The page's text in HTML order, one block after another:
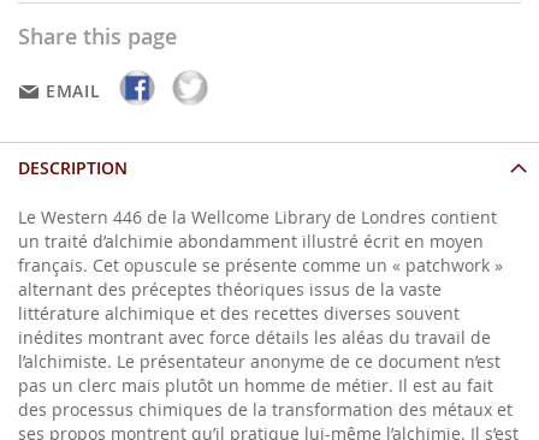
Share this page
EMAIL
DESCRIPTION
Le Western 446 de la Wellcome Library de Londres contient
un traité d’alchimie abondamment illustré écrit en moyen
français. Cet opuscule se présente comme un « patchwork »
alternant des préceptes théoriques issus de la vaste
littérature alchimique et des recettes diverses souvent
inédites montrant avec force détails les aléas du travail de
l’alchimiste. Le présentateur anonyme de ce document n’est
pas un clerc mais plutôt un homme de métier. Il est au fait
des processus chimiques de la transformation des métaux et
ses propos montrent qu’il pratique lui-même l’alchimie. Il s’est